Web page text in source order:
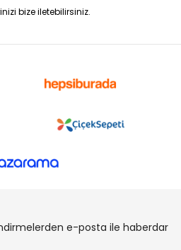
bize iletebilirsiniz.
e-posta ile haberdar